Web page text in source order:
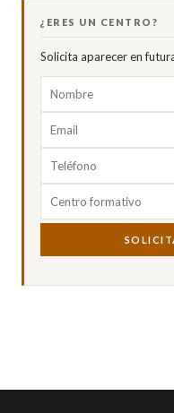
¿ERES UN CENTRO?
Solicita aparecer en